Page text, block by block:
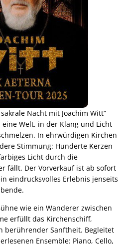
Nacht mit Joachim Witt“
Welt, in der Klang und Licht
In ehrwürdigen Kirchen
Stimmung: Hunderte Kerzen
Licht durch die
fällt. Der Vorverkauf ist ab sofort
eindrucksvolles Erlebnis jenseits
wie ein Wanderer zwischen
erfüllt das Kirchenschiff,
berührender Sanftheit. Begleitet
Ensemble: Piano, Cello,